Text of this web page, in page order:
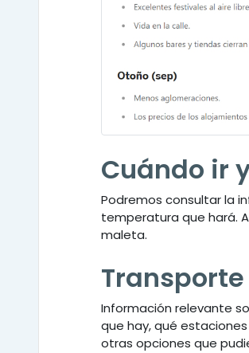
Cuándo ir
Podremos consultar la
temperatura que hará.
maleta.
Transporte
Información relevante
que hay, qué
otras opciones que